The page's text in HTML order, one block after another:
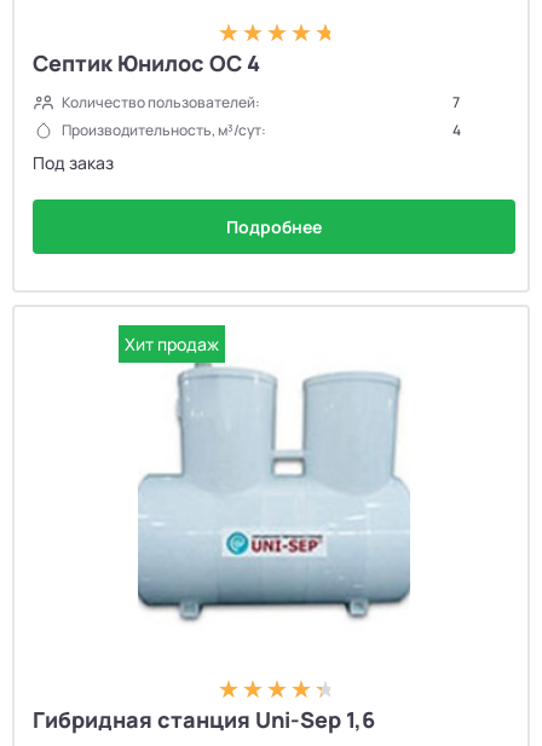
Септик Юнилос ОС 4
Количество пользователей:
7
Производительность, м³/сут:
4
Под заказ
Подробнее
Хит продаж
Гибридная станция Uni-Sep 1,6